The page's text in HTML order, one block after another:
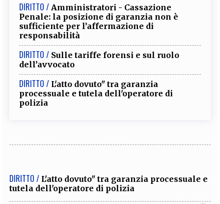
DIRITTO / Amministratori - Cassazione
Penale: la posizione di garanzia non è
sufficiente per l’affermazione di
responsabilità
DIRITTO / Sulle tariffe forensi e sul ruolo
dell’avvocato
DIRITTO / L'atto dovuto" tra garanzia
processuale e tutela dell'operatore di
polizia
DIRITTO / L'atto dovuto" tra garanzia processuale e
tutela dell'operatore di polizia